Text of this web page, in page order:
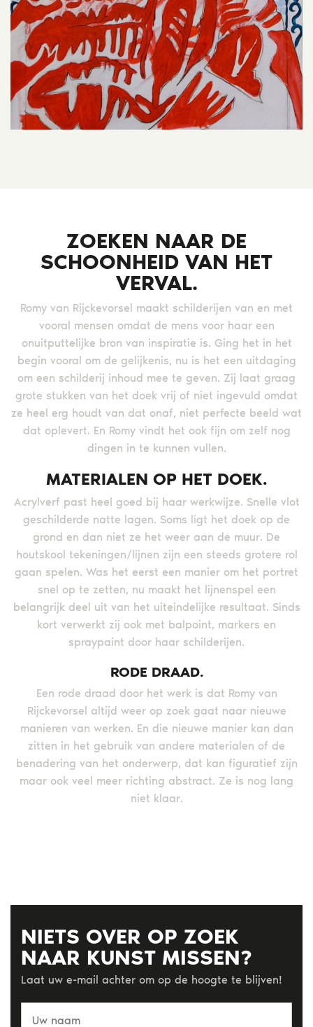
ZOEKEN NAAR DE
SCHOONHEID VAN HET
VERVAL.
Romy van Rijckevorsel maakt schilderijen van en met
vooral mensen omdat de mens voor haar een
onuitputtelijke bron van inspiratie is. Ging het in het
begin vooral om de gelijkenis, nu is het een uitdaging
om een schilderij inhoud mee te geven. Zij laat graag
grote stukken van het doek vrij of niet ingevuld omdat
ze heel erg houdt van dat onaf, niet perfecte beeld wat
dat oplevert. En Romy vindt het ook fijn om zelf nog
dingen in te kunnen vullen.
MATERIALEN OP HET DOEK.
Acrylverf past heel goed bij haar werkwijze. Snelle vlot
geschilderde natte lagen. Soms ligt het doek op de
grond en dan niet ze het weer aan de muur. De
houtskool tekeningen/lijnen zijn een steeds grotere rol
gaan spelen. Was het eerst een manier om het portret
snel op te zetten, nu maakt het lijnenspel een
belangrijk deel uit van het uiteindelijke resultaat. Sinds
kort verwerkt zij ook met balpoint, markers en
spraypaint door haar schilderijen.
RODE DRAAD.
Een rode draad door het werk is dat Romy van
Rijckevorsel altijd weer op zoek gaat naar nieuwe
manieren van werken. En die nieuwe manier kan dan
zitten in het gebruik van andere materialen of de
benadering van het onderwerp, dat kan figuratief zijn
maar ook veel meer richting abstract. Ze is nog lang
niet klaar.
NIETS OVER OP ZOEK
NAAR KUNST MISSEN?
Laat uw e-mail achter om op de hoogte te blijven!
naam